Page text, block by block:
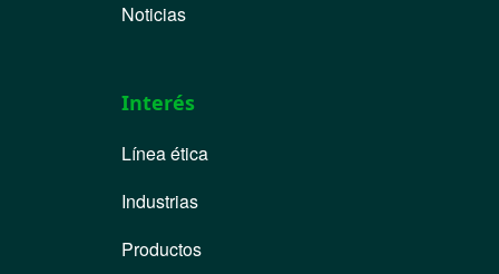
Noticias
Interés
Línea ética
Industrias
Productos